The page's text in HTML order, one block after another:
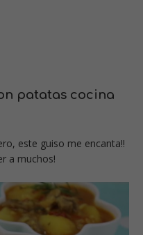
patatas cocina
este guiso me encanta!!
a muchos!